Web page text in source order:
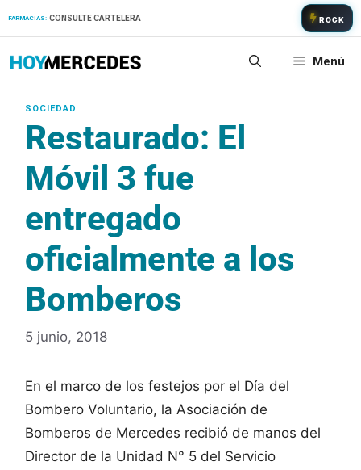
FARMACIAS: CONSULTE CARTELERA ROCK
Menú
Restaurado: El
Móvil 3 fue
entregado
oficialmente a los
Bomberos
5 junio, 2018
En el marco de los festejos por el Día del
Bombero Voluntario, la Asociación de
Bomberos de Mercedes recibió de manos del
Director de la Unidad N° 5 del Servicio